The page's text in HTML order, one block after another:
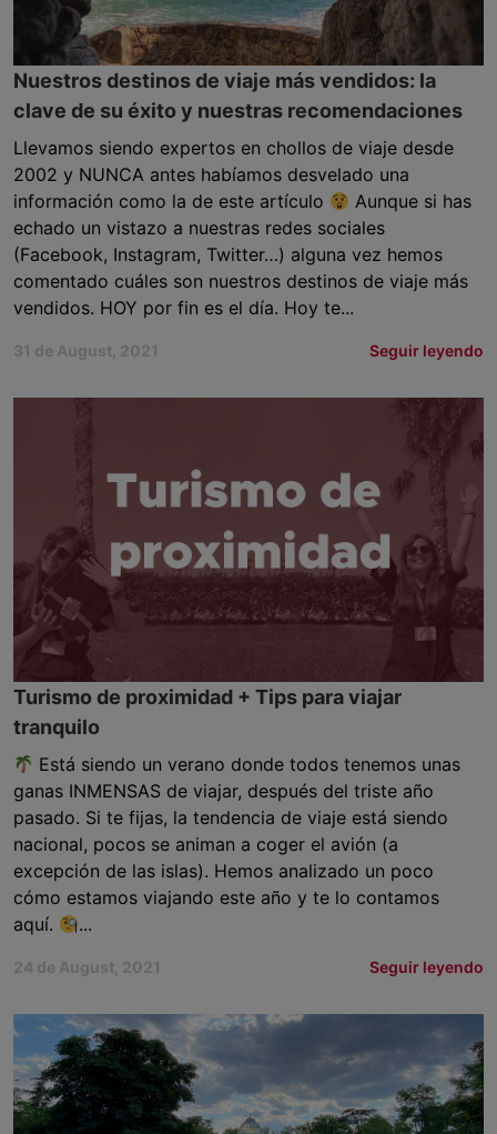
Nuestros destinos de viaje más vendidos: la
clave de su éxito y nuestras recomendaciones
Llevamos siendo expertos en chollos de viaje desde
2002 y NUNCA antes habíamos desvelado una
información como la de este artículo
Aunque si has
echado un vistazo a nuestras redes sociales
(Facebook, Instagram, Twitter…) alguna vez hemos
comentado cuáles son nuestros destinos de viaje más
vendidos. HOY por fin es el día. Hoy te...
31 de August, 2021 Seguir leyendo
Turismo de proximidad + Tips para viajar
tranquilo
Está siendo un verano donde todos tenemos unas
ganas INMENSAS de viajar, después del triste año
pasado. Si te fijas, la tendencia de viaje está siendo
nacional, pocos se animan a coger el avión (a
excepción de las islas). Hemos analizado un poco
cómo estamos viajando este año y te lo contamos
aquí.
...
24 de August, 2021 Seguir leyendo